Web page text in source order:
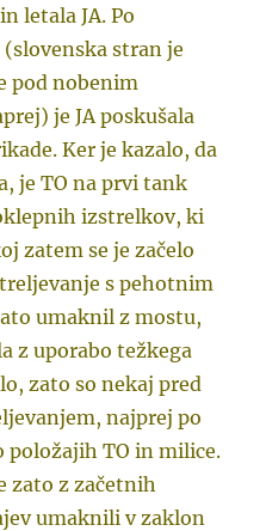
letala JA. Po
stran je
pod nobenim
je JA poskušala
Ker je kazalo, da
je TO na prvi tank
izstrelkov, ki
zatem se je začelo
s pehotnim
umaknil z mostu,
z uporabo težkega
zato so nekaj pred
najprej po
TO in milice.
zato z začetnih
umaknili v zaklon